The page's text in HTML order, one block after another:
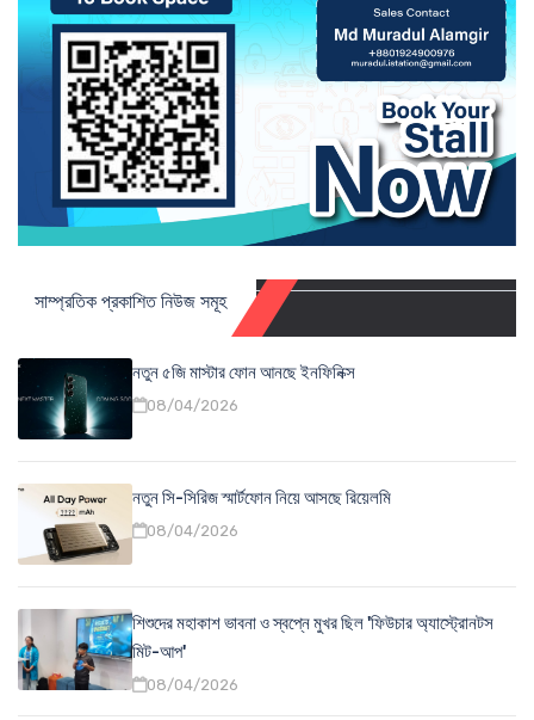
সাম্প্রতিক প্রকাশিত নিউজ সমূহ
নতুন ৫জি মাস্টার ফোন আনছে ইনফিনিক্স
08/04/2026
নতুন সি-সিরিজ স্মার্টফোন নিয়ে আসছে রিয়েলমি
08/04/2026
শিশুদের মহাকাশ ভাবনা ও স্বপ্নে মুখর ছিল 'ফিউচার অ্যাস্ট্রোনটস
মিট-আপ'
08/04/2026